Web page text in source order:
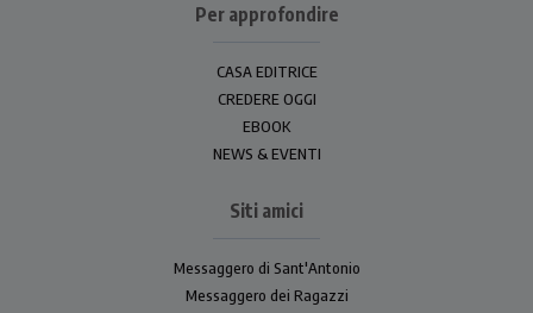
Per approfondire
CASA EDITRICE
CREDERE OGGI
EBOOK
NEWS & EVENTI
Siti amici
Messaggero di Sant'Antonio
Messaggero dei Ragazzi